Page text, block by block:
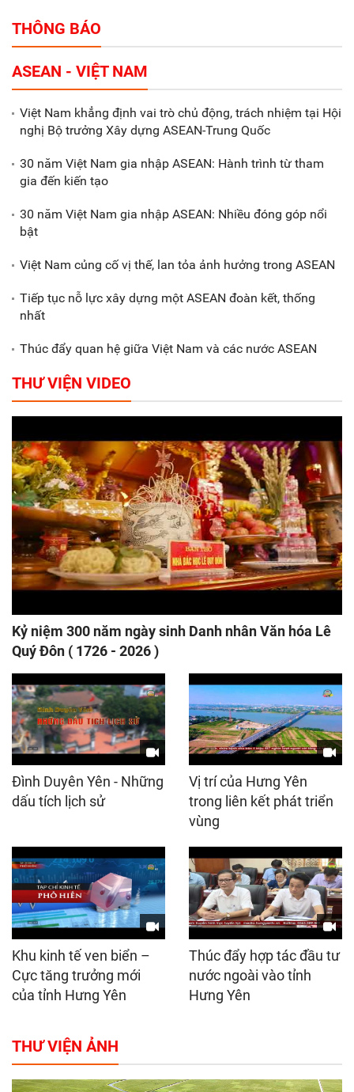
Tổng thu ngân sách nhà nước 9
tháng đầu năm 2025 đạt trên
70.600 tỷ đồng
Xã Nam Đông Hưng: Gặp mặt,
biểu dương các doanh nghiệp,
Gắn sản xuất với phát triển văn
THÔNG BÁO
ASEAN - VIỆT NAM
Việt Nam khẳng định vai trò chủ động, trách nhiệm tại Hội
nghị Bộ trưởng Xây dựng ASEAN-Trung Quốc
30 năm Việt Nam gia nhập ASEAN: Hành trình từ tham
gia đến kiến tạo
30 năm Việt Nam gia nhập ASEAN: Nhiều đóng góp nổi
bật
Việt Nam củng cố vị thế, lan tỏa ảnh hưởng trong ASEAN
Tiếp tục nỗ lực xây dựng một ASEAN đoàn kết, thống
nhất
Thúc đẩy quan hệ giữa Việt Nam và các nước ASEAN
THƯ VIỆN VIDEO
Kỷ niệm 300 năm ngày sinh Danh nhân Văn hóa Lê
Quý Đôn ( 1726 - 2026 )
Đình Duyên Yên - Những
dấu tích lịch sử
Vị trí của Hưng Yên
trong liên kết phát triển
vùng
Khu kinh tế ven biển –
Cực tăng trưởng mới
của tỉnh Hưng Yên
Thúc đẩy hợp tác đầu tư
nước ngoài vào tỉnh
Hưng Yên
THƯ VIỆN ẢNH